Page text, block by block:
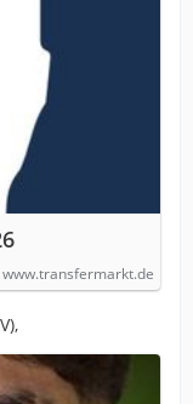
www.transfermarkt.de